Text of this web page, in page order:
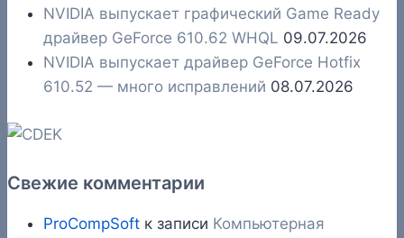
NVIDIA выпускает графический Game Ready
драйвер GeForce 610.62 WHQL 09.07.2026
NVIDIA выпускает драйвер GeForce Hotfix
610.52 — много исправлений 08.07.2026
Свежие комментарии
ProCompSoft к записи Компьютерная